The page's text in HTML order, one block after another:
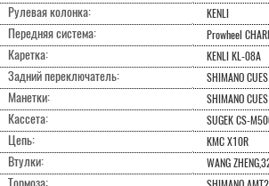
Рулевая колонка: KENLI
Передняя система: Prowheel
Каретка: KENLI KL-08A
Задний переключатель: SHIMANO
Манетки: SHIMANO
Кассета: SUGEK CS-
Цепь: KMC X10R
Втулки: WANG